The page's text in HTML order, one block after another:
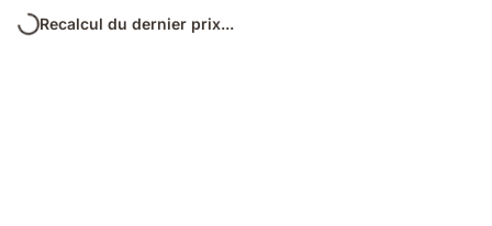
Recalcul du dernier prix...